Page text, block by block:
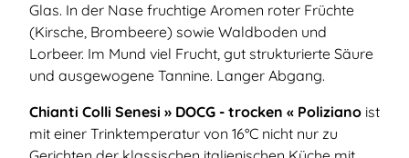
Glas. In der Nase fruchtige Aromen roter Früchte
(Kirsche, Brombeere) sowie Waldboden und
Lorbeer. Im Mund viel Frucht, gut strukturierte Säure
und ausgewogene Tannine. Langer Abgang.
Chianti Colli Senesi » DOCG - trocken « Poliziano ist
mit einer Trinktemperatur von 16°C nicht nur zu